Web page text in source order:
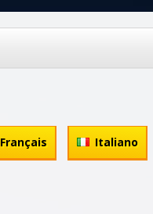
Français Italiano